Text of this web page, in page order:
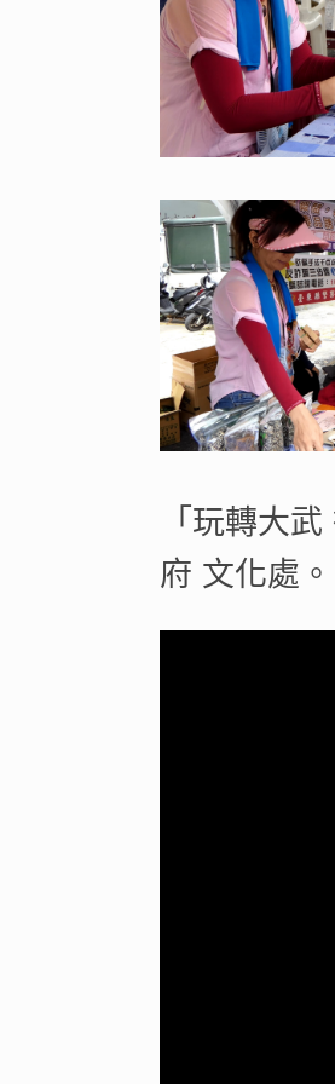
「玩轉大
府 文化處。